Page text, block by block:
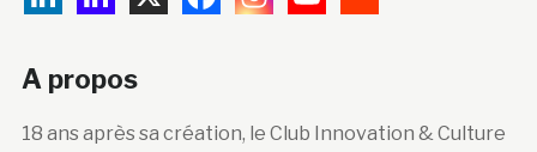
A propos
18 ans après sa création, le Club Innovation & Culture